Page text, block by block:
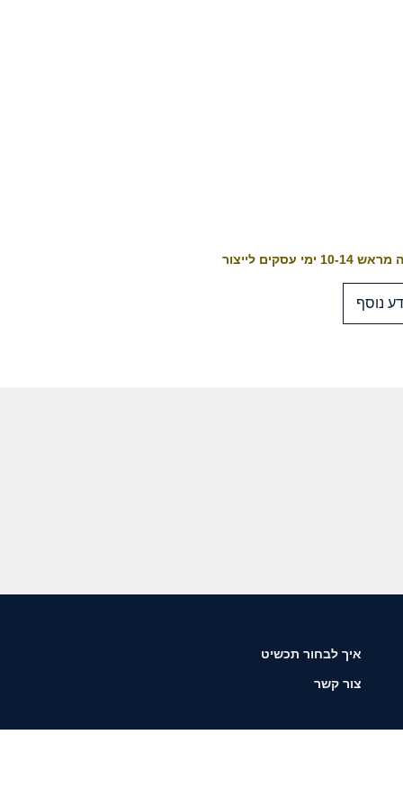
14 ימי עסקים לייצור
נוסף
איך לבחור תכשיט
צור קשר